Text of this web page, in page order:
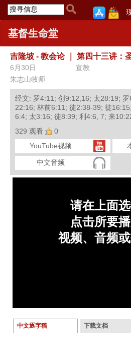
基督生命堂
吉隆坡 - 教会论 第四十三讲：
6月30日
宣教
朱志山牧师
经文: 罗4:11; 创9:12,16; 太28:19;
22:16; 林前6:11; 徒2:38-39; 徒
6:4; 太3:16; 徒8:39; 利4:6, 7; 来
329 观看
0
YouTube视频
中文音频
中文逐字稿 下载文档